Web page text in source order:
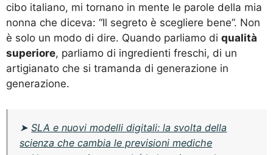
cibo italiano, mi tornano in mente le parole della mia
nonna che diceva: “Il segreto è scegliere bene”. Non
è solo un modo di dire. Quando parliamo di qualità
superiore, parliamo di ingredienti freschi, di un
artigianato che si tramanda di generazione in
generazione.
➤SLA e nuovi modelli digitali: la svolta della
scienza che cambia le previsioni mediche